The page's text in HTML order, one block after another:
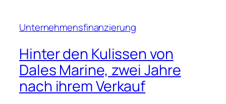
Unternehmensfinanzierung
Hinter den Kulissen von
Dales Marine, zwei Jahre
nach ihrem Verkauf